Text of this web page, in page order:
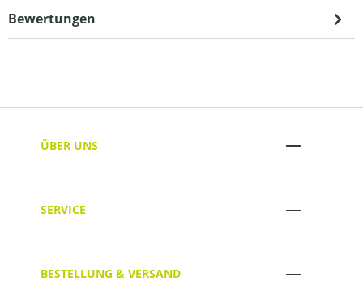
Bewertungen
ÜBER UNS
SERVICE
BESTELLUNG & VERSAND